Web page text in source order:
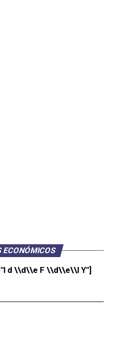
ECONÓMICOS
d \\d\\e F \\d\\e\\l Y"]